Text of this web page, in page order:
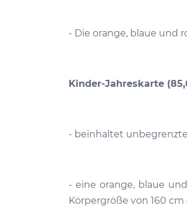
- Die orange, blaue und
Kinder-Jahreskarte
- beinhaltet
- eine orange, blaue
Körpergröße von 160 cm